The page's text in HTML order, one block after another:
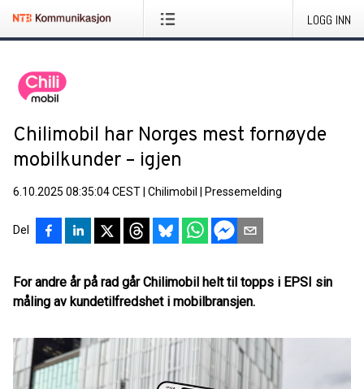
LOGG INN
Chilimobil har Norges mest fornøyde
mobilkunder – igjen
6.10.2025 08:35:04 CEST Chilimobil Pressemelding
Del
For andre år på rad går Chilimobil helt til topps i EPSI sin
måling av kundetilfredshet i mobilbransjen.